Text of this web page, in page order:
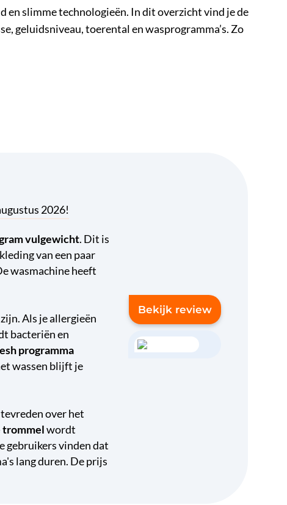
en slimme technologieën. In dit overzicht vind je de
geluidsniveau, toerental en wasprogramma’s. Zo
2026!
vulgewicht. Dit is
van een paar
wasmachine heeft
Als je allergieën
bacteriën en
programma
wassen blijft je
over het
trommelwordt
gebruikers vinden dat
lang duren. De prijs
Bekijk review